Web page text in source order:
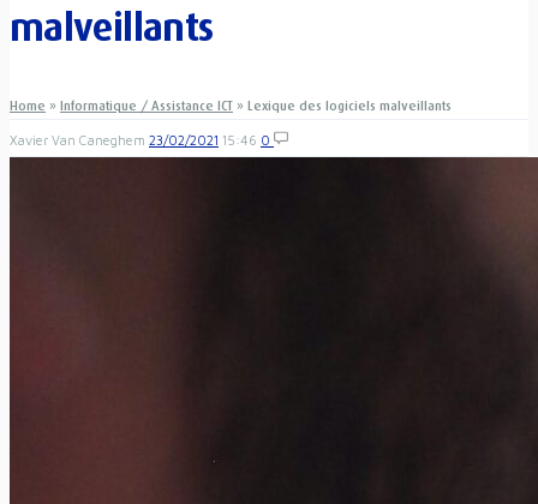
malveillants
Home » Informatique / Assistance ICT » Lexique des logiciels malveillants
Xavier Van Caneghem 23/02/2021 15:46 0